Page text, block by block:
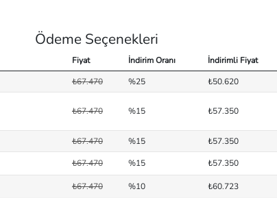
Ödeme Seçenekleri
Fiyat İndirim Oranı İndirimli Fiyat
₺67.470 %25 ₺50.620
₺67.470 %15 ₺57.350
₺67.470 %15 ₺57.350
₺67.470 %15 ₺57.350
₺67.470 %10 ₺60.723